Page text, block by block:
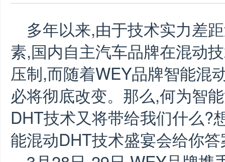
多年以来,由于技术实力差
素,国内自主汽车品牌在混动
压制,而随着WEY品牌智能混
必将彻底改变。那么,何为智
DHT技术又将带给我们什么?
能混动DHT技术盛宴会给你